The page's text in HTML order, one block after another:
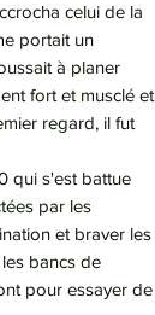
celui de la
portait un
à planer
fort et musclé et
regard, il fut
qui s'est battue
par les
et braver les
bancs de
pour essayer de